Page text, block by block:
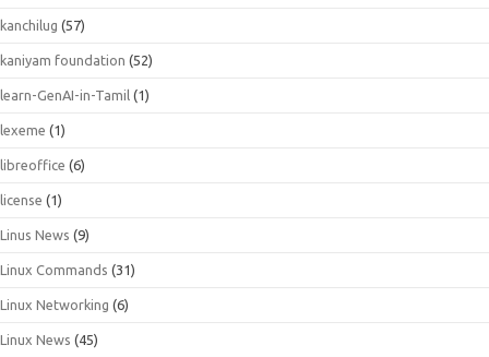
kanchilug (57)
kaniyam foundation (52)
learn-GenAI-in-Tamil (1)
lexeme (1)
libreoffice (6)
license (1)
Linus News (9)
Linux Commands (31)
Linux Networking (6)
Linux News (45)